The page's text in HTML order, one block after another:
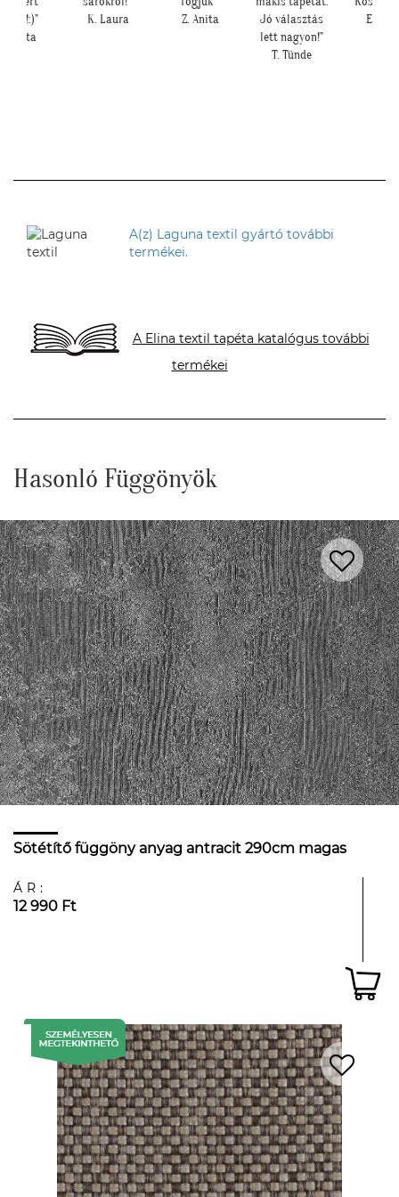
Anita
K. Laura
Z. Anita
Jó választás
lett nagyon!"
T. Tünde
E.
A(z) Laguna textil gyártó további
termékei.
A Elina textil tapéta katalógus további
termékei
Hasonló Függönyök
Sötétítő függöny anyag antracit 290cm magas
ÁR:
12 990 Ft